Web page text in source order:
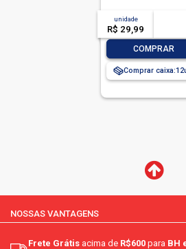
unidade
R$ 29,99
COMPRAR
Comprar caixa:12
NOSSAS VANTAGENS
Frete Grátis acima de R$600 para BH